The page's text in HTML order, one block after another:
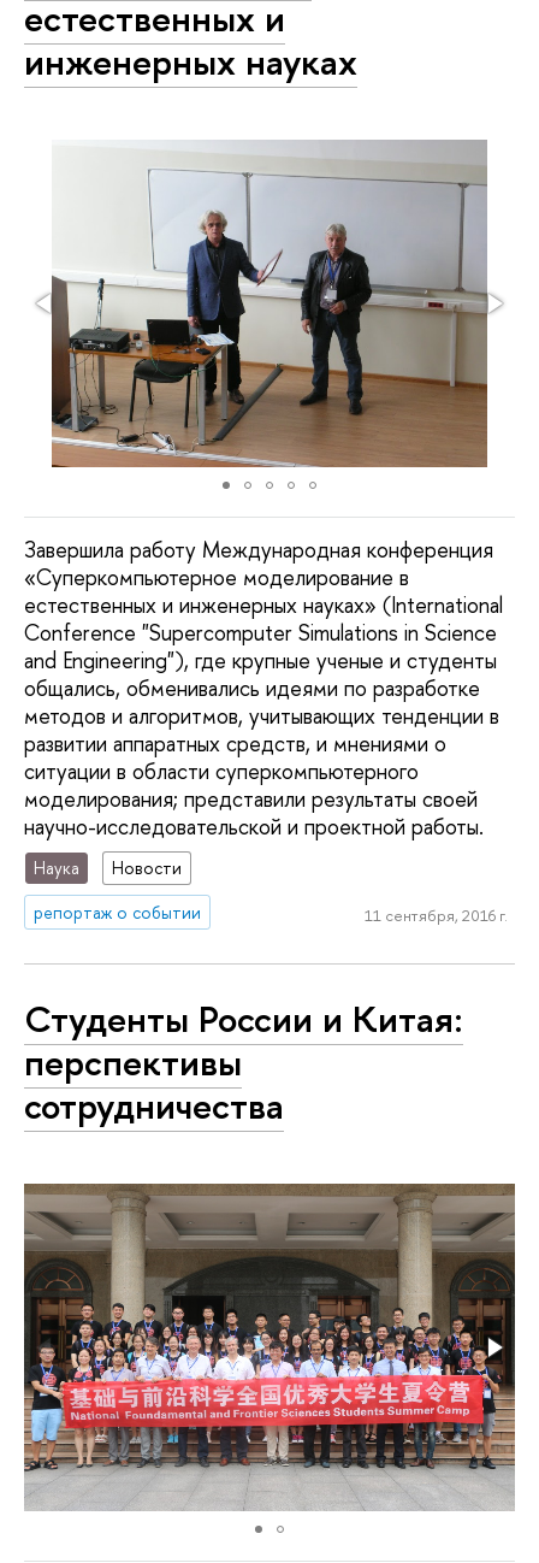
естественных и
инженерных науках
Завершила работу Международная конференция
«Cуперкомпьютерное моделирование в
естественных и инженерных науках» (International
Conference "Supercomputer Simulations in Science
and Engineering"), где крупные ученые и студенты
общались, обменивались идеями по разработке
методов и алгоритмов, учитывающих тенденции в
развитии аппаратных средств, и мнениями о
ситуации в области суперкомпьютерного
моделирования; представили результаты своей
научно-исследовательской и проектной работы.
Наука
Новости
репортаж о событии
11 сентября, 2016 г.
Студенты России и Китая:
перспективы
сотрудничества